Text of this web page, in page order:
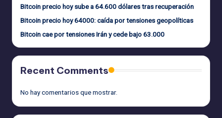
Bitcoin precio hoy sube a 64.600 dólares tras recuperación
Bitcoin precio hoy 64000: caída por tensiones geopolíticas
Bitcoin cae por tensiones Irán y cede bajo 63.000
Recent Comments
No hay comentarios que mostrar.